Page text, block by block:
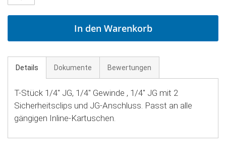
In den Warenkorb
Details Dokumente Bewertungen
T-Stück 1/4'' JG, 1/4'' Gewinde , 1/4'' JG mit 2
Sicherheitsclips und JG-Anschluss. Passt an alle
gängigen Inline-Kartuschen.